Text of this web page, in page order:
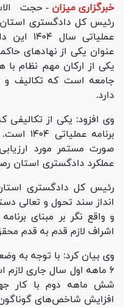
خبرگزاری میزان - حجت
رئیس کل دادگستری استان
عنوان یکی از نهاد‌های
یکی از ارکان مهم نظام
جامعه است که تکالیف و
دارد.
وی افزود: یکی از
برنامه
صورت مستمر مورد
عملکرد دادگستری استان
رئیس کل دادگستری
انداز سند تحول و تعالی
و واقع نگر بر مبنای
اشراف لازم قدم به قدم
وی بیان کرد: با توجه به
۶ ماهه اول سال جاری
شش ماهه دوم با کار
افزایش شاخص‌های